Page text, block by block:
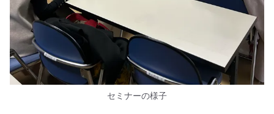
セミナーの様子